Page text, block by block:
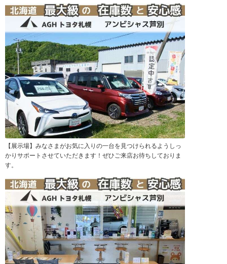
【展示場】みなさまがお気に入りの一台を見つけられるようしっ
かりサポートさせていただきます！ぜひご来店お待ちしておりま
す。